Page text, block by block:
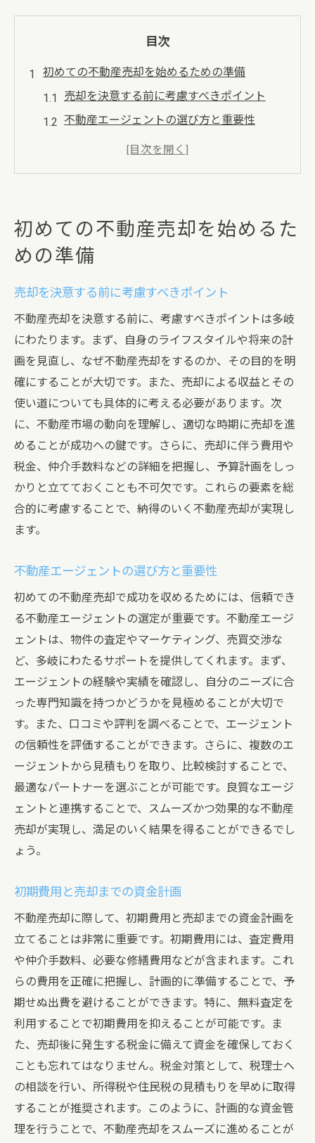
目次
初めての不動産売却を始めるための準備
売却を決意する前に考慮すべきポイント
不動産エージェントの選び方と重要性
初期費用と売却までの資金計画
初めての不動産売却でよくあるトラブルと
その対策
不動産市場の季節性と売却時期の選定
経済情勢が不動産売却に与える影響
市場動向を予想するためのツールとリソー
ス
専門家の意見を取り入れる方法
不動産売却の適正価格を査定する方法
査定の種類とそれぞれの特徴
物件の価値を決定する要因
の違い
査定結果に基づく売却価格の設定
査定額と実際の売却価格の違い
必要な書類を揃えて不動産売却をスムーズに進
める
不動産売却に必要な基本書類一覧
書類の準備とその手続き方法
書類不備が引き起こすトラブルとその回避
策
エージェントに書類準備を依頼するメリッ
ト
効果的な不動産売却のための広告戦略とアプロ
ーチ
オンライン広告とその効果的な活用方法
現地広告の重要性と作成方法
写真撮影と物件紹介文のポイント
SNSを活用した物件のプロモーション
エージェントとの協力で広告効果を最大化
ターゲット層に対する広告戦略の立案
内覧準備のポイントと魅力的なプレゼンの方法
内覧前に行うべき掃除と整理整頓
魅力的な物件を演出するためのインテリア
初めての不動産売却を始めるた
めの準備
売却を決意する前に考慮すべきポイント
不動産売却を決意する前に、考慮すべきポイントは多岐
にわたります。まず、自身のライフスタイルや将来の計
画を見直し、なぜ不動産売却をするのか、その目的を明
確にすることが大切です。また、売却による収益とその
使い道についても具体的に考える必要があります。次
に、不動産市場の動向を理解し、適切な時期に売却を進
めることが成功への鍵です。さらに、売却に伴う費用や
税金、仲介手数料などの詳細を把握し、予算計画をしっ
かりと立てておくことも不可欠です。これらの要素を総
合的に考慮することで、納得のいく不動産売却が実現し
ます。
不動産エージェントの選び方と重要性
初めての不動産売却で成功を収めるためには、信頼でき
る不動産エージェントの選定が重要です。不動産エージ
ェントは、物件の査定やマーケティング、売買交渉な
ど、多岐にわたるサポートを提供してくれます。まず、
エージェントの経験や実績を確認し、自分のニーズに合
った専門知識を持つかどうかを見極めることが大切で
す。また、口コミや評判を調べることで、エージェント
の信頼性を評価することができます。さらに、複数のエ
ージェントから見積もりを取り、比較検討することで、
最適なパートナーを選ぶことが可能です。良質なエージ
ェントと連携することで、スムーズかつ効果的な不動産
売却が実現し、満足のいく結果を得ることができるでし
ょう。
初期費用と売却までの資金計画
不動産売却に際して、初期費用と売却までの資金計画を
立てることは非常に重要です。初期費用には、査定費用
や仲介手数料、必要な修繕費用などが含まれます。これ
らの費用を正確に把握し、計画的に準備することで、予
期せぬ出費を避けることができます。特に、無料査定を
利用することで初期費用を抑えることが可能です。ま
た、売却後に発生する税金に備えて資金を確保しておく
ことも忘れてはなりません。税金対策として、税理士へ
の相談を行い、所得税や住民税の見積もりを早めに取得
することが推奨されます。このように、計画的な資金管
理を行うことで、不動産売却をスムーズに進めることが